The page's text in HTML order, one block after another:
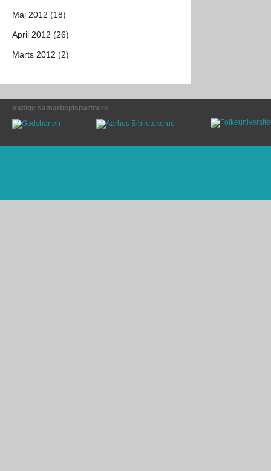
Maj 2012 (18)
April 2012 (26)
Marts 2012 (2)
Vigtige samarbejdspartnere